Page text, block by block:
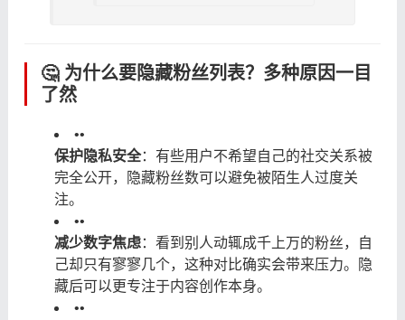
🤔 为什么要隐藏粉丝列表？多种原因一目
了然
••
保护隐私安全：有些用户不希望自己的社交关系被
完全公开，隐藏粉丝数可以避免被陌生人过度关
注。
••
减少数字焦虑：看到别人动辄成千上万的粉丝，自
己却只有寥寥几个，这种对比确实会带来压力。隐
藏后可以更专注于内容创作本身。
••